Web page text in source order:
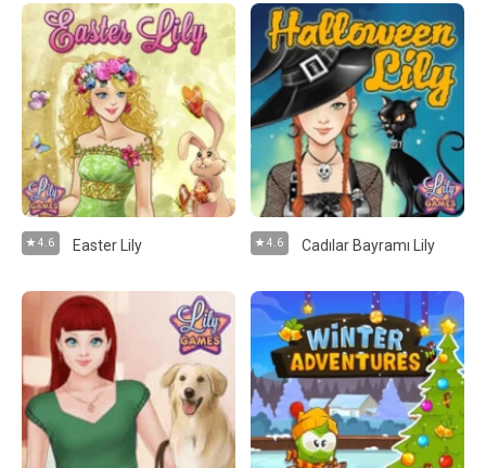
4.6 Easter Lily 4.6 Cadılar Bayramı Lily